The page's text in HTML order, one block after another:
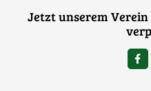
Jetzt unserem